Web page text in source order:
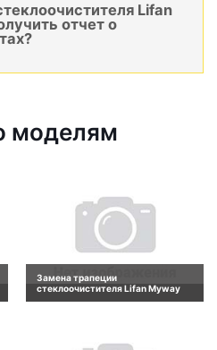
Lifan
отчет о
моделям
Замена трапеции
стеклоочистителя Lifan Myway